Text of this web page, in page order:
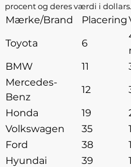
procent og deres værdi i dollars.
Mærke/Brand Placering
Toyota
6
BMW
11
Mercedes-
Benz
12
Honda
19
Volkswagen
35
Ford
38
Hyundai
39